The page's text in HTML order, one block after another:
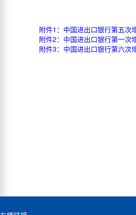
附件1：中国进出口银行第五次
附件2：中国进出口银行第一次
附件3：中国进出口银行第六次